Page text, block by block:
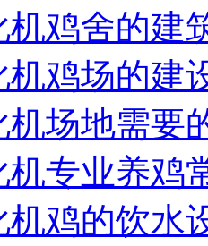
机鸡舍的建
机鸡场的建
机场地需要
机专业养鸡
机鸡的饮水